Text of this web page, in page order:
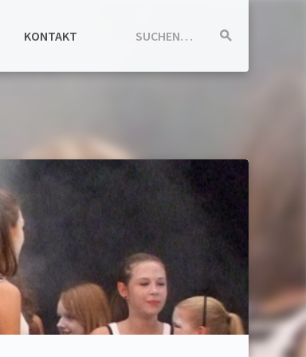
SUCHEN…
Suche
KONTAKT